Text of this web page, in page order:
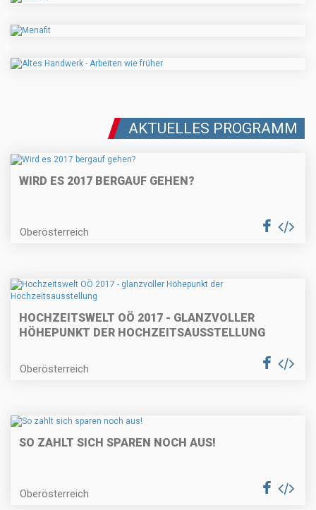
AKTUELLES PROGRAMM
WIRD ES 2017 BERGAUF GEHEN?
Oberösterreich
HOCHZEITSWELT OÖ 2017 - GLANZVOLLER
HÖHEPUNKT DER HOCHZEITSAUSSTELLUNG
Oberösterreich
SO ZAHLT SICH SPAREN NOCH AUS!
Oberösterreich